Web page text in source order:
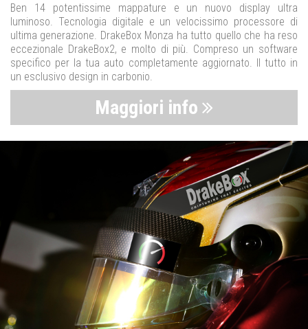
Ben 14 potentissime mappature e un nuovo display ultra
luminoso. Tecnologia digitale e un velocissimo processore di
ultima generazione. DrakeBox Monza ha tutto quello che ha reso
eccezionale DrakeBox2, e molto di più. Compreso un software
specifico per la tua auto completamente aggiornato. Il tutto in
un esclusivo design in carbonio.
Maggiori info